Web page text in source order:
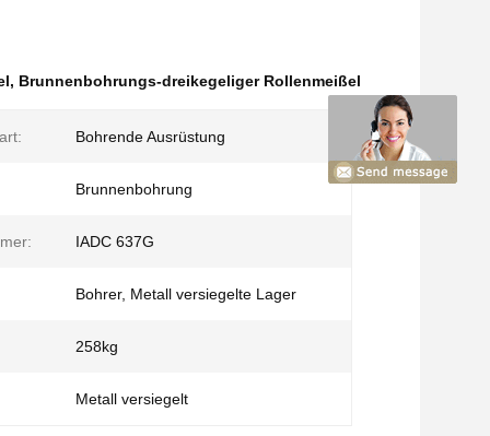
, Brunnenbohrungs-dreikegeliger Rollenmeißel
Bohrende Ausrüstung
Brunnenbohrung
IADC 637G
Bohrer, Metall versiegelte Lager
258kg
Metall versiegelt